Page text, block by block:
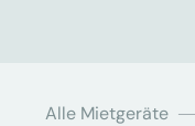
Alle Mietgeräte